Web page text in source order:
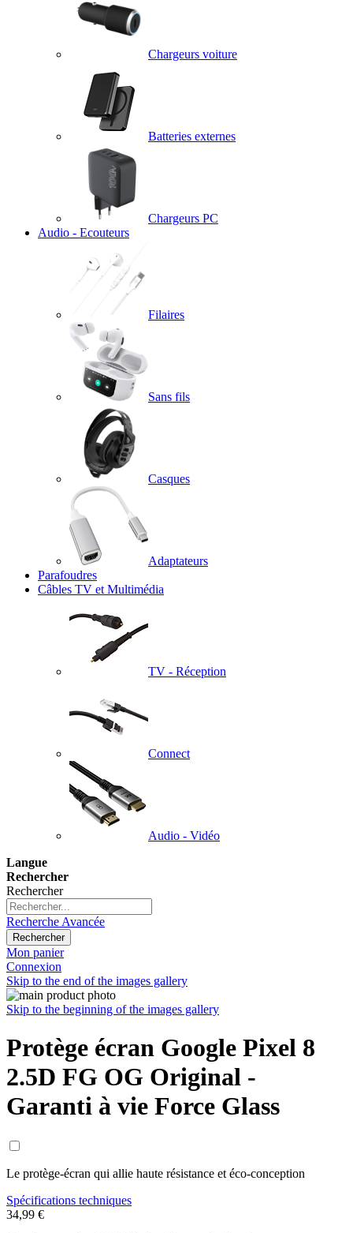
Chargeurs voiture
Batteries externes
Chargeurs PC
Audio - Ecouteurs
Filaires
Sans fils
Casques
Adaptateurs
Parafoudres
Câbles TV et Multimédia
TV - Réception
Connect
Audio - Vidéo
Langue
Rechercher
Rechercher
Recherche Avancée
Rechercher
Mon panier
Connexion
Skip to the end of the images gallery
Skip to the beginning of the images gallery
Protège écran Google Pixel 8
2.5D FG OG Original -
Garanti à vie Force Glass
Le protège-écran qui allie haute résistance et éco-conception​
Spécifications techniques
34,99 €